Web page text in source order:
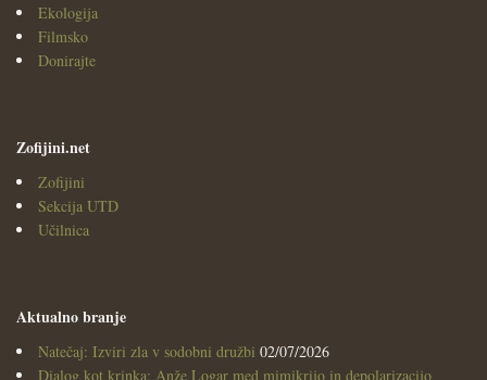
Ekologija
Filmsko
Donirajte
Zofijini.net
Zofijini
Sekcija UTD
Učilnica
Aktualno branje
Natečaj: Izviri zla v sodobni družbi 02/07/2026
Dialog kot krinka: Anže Logar med mimikrijo in depolarizacijo